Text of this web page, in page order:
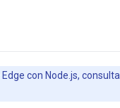
con Node.js, consulta